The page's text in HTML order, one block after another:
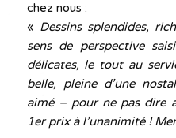
chez nous :
« Dessins splendides,
sens de perspective
délicates, le tout au
belle, pleine d’une
aimé – pour ne pas dire
1er prix à l’unanimité !